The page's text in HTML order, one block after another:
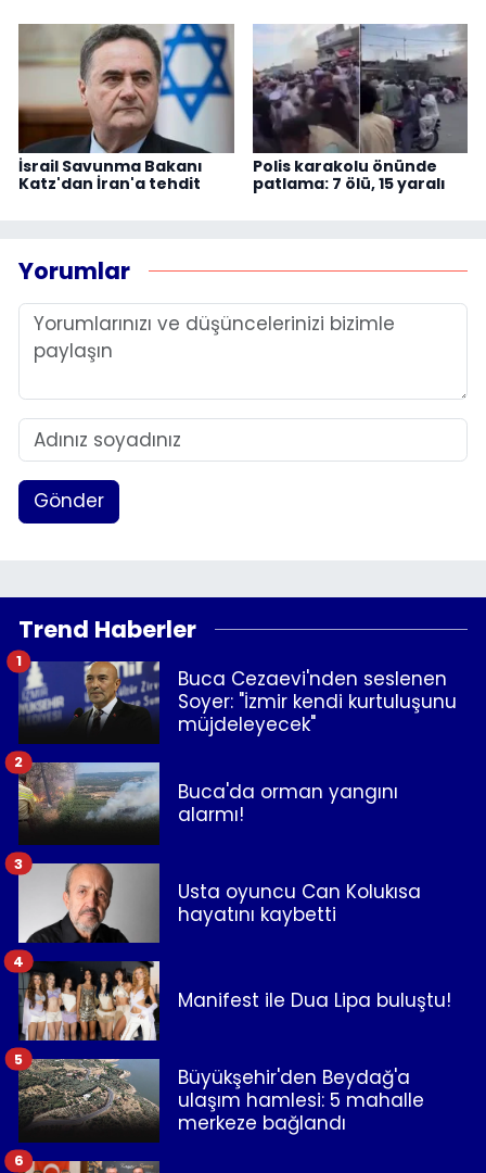
İsrail Savunma Bakanı
Katz'dan İran'a tehdit
Polis karakolu önünde
patlama: 7 ölü, 15 yaralı
Yorumlar
Gönder
Trend Haberler
Buca Cezaevi'nden seslenen
Soyer: "İzmir kendi kurtuluşunu
müjdeleyecek"
1
Buca'da orman yangını
alarmı!
2
Usta oyuncu Can Kolukısa
hayatını kaybetti
3
Manifest ile Dua Lipa buluştu!
4
Büyükşehir'den Beydağ'a
ulaşım hamlesi: 5 mahalle
merkeze bağlandı
5
6